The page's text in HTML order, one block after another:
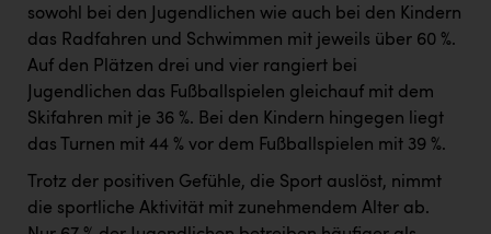
sowohl bei den Jugendlichen wie auch bei den Kindern
das Radfahren und Schwimmen mit jeweils über 60 %.
Auf den Plätzen drei und vier rangiert bei
Jugendlichen das Fußballspielen gleichauf mit dem
Skifahren mit je 36 %. Bei den Kindern hingegen liegt
das Turnen mit 44 % vor dem Fußballspielen mit 39 %.
Trotz der positiven Gefühle, die Sport auslöst, nimmt
die sportliche Aktivität mit zunehmendem Alter ab. ​